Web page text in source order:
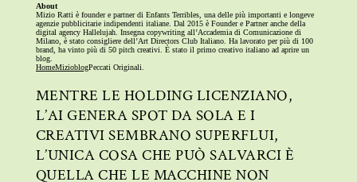
About
Mizio Ratti è founder e partner di Enfants Terribles, una delle più importanti e longeve
agenzie pubblicitarie indipendenti italiane. Dal 2015 è Founder e Partner anche della
digital agency Hallelujah. Insegna copywriting all’Accademia di Comunicazione di
Milano, è stato consigliere dell’Art Directors Club Italiano. Ha lavorato per più di 100
brand, ha vinto più di 50 pitch creativi. È stato il primo creativo italiano ad aprire un
blog.
HomeMizioblogPeccati Originali.
MENTRE LE HOLDING LICENZIANO,
L’AI GENERA SPOT DA SOLA E I
CREATIVI SEMBRANO SUPERFLUI,
L’UNICA COSA CHE PUÒ SALVARCI È
QUELLA CHE LE MACCHINE NON